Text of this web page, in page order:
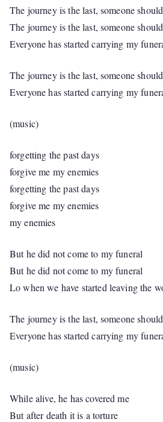
The journey is the last, someone
The journey is the last, someone
Everyone has started carrying my
The journey is the last, someone
Everyone has started carrying my
(music)
forgetting the past days
forgive me my enemies
forgetting the past days
forgive me my enemies
my enemies
But he did not come to my funeral
But he did not come to my funeral
Lo when we have started leaving the
The journey is the last, someone
Everyone has started carrying my
(music)
While alive, he has covered me
But after death it is a torture